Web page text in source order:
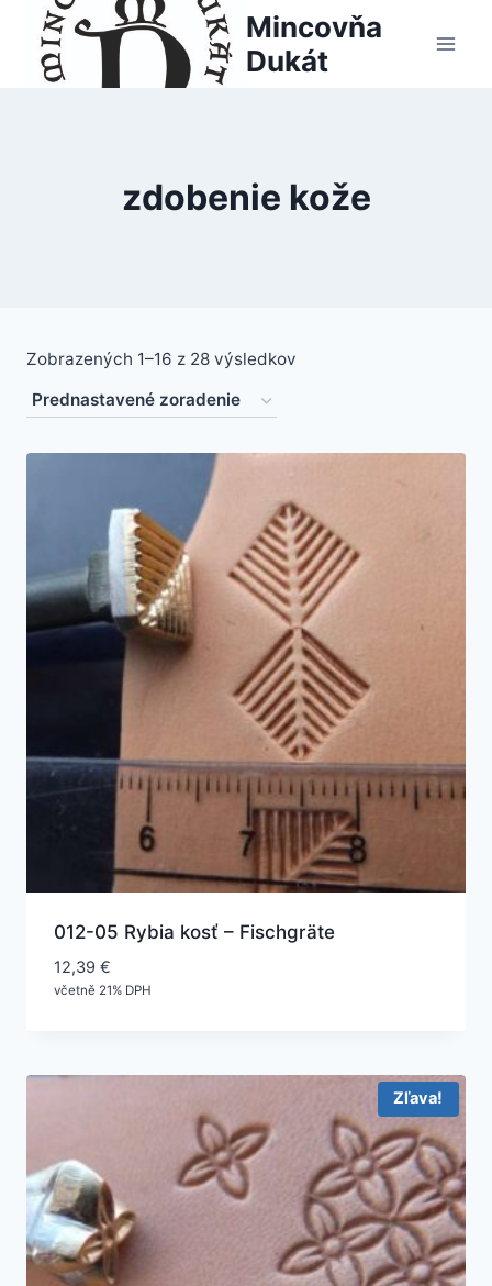
content
Mincovňa
Dukát
zdobenie kože
Zobrazených 1–16 z 28 výsledkov
012-05 Rybia kosť – Fischgräte
12,39 €
včetně 21% DPH
Zľava!